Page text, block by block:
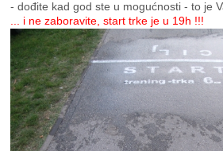
- dođite kad god ste u mogućnosti - to je
... i ne zaboravite, start trke je u 19h !!!